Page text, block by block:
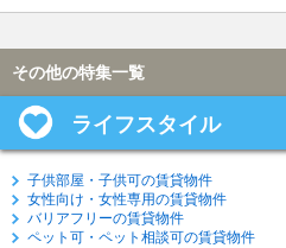
その他の特集一覧
ライフスタイル
子供部屋・子供可の賃貸物件
女性向け・女性専用の賃貸物件
バリアフリーの賃貸物件
ペット可・ペット相談可の賃貸物件